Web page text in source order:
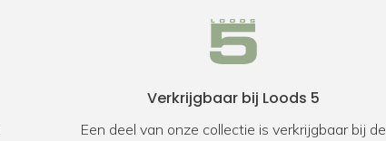
Verkrijgbaar bij Loods 5
Een deel van onze collectie is verkrijgbaar bij de